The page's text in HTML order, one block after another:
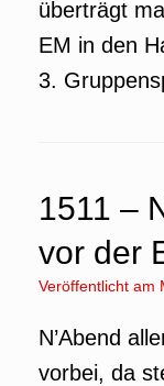
überträgt
EM in den
3.
1511 –
vor der
Veröffentlicht am
N’Abend
vorbei, da